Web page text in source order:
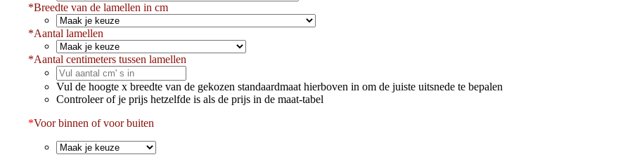
*Breedte van de lamellen in cm
*Aantal lamellen
*Aantal centimeters tussen lamellen
Vul de hoogte x breedte van de gekozen standaardmaat hierboven in om de juiste uitsnede te bepalen
Controleer of je prijs hetzelfde is als de prijs in de maat-tabel
*Voor binnen of voor buiten